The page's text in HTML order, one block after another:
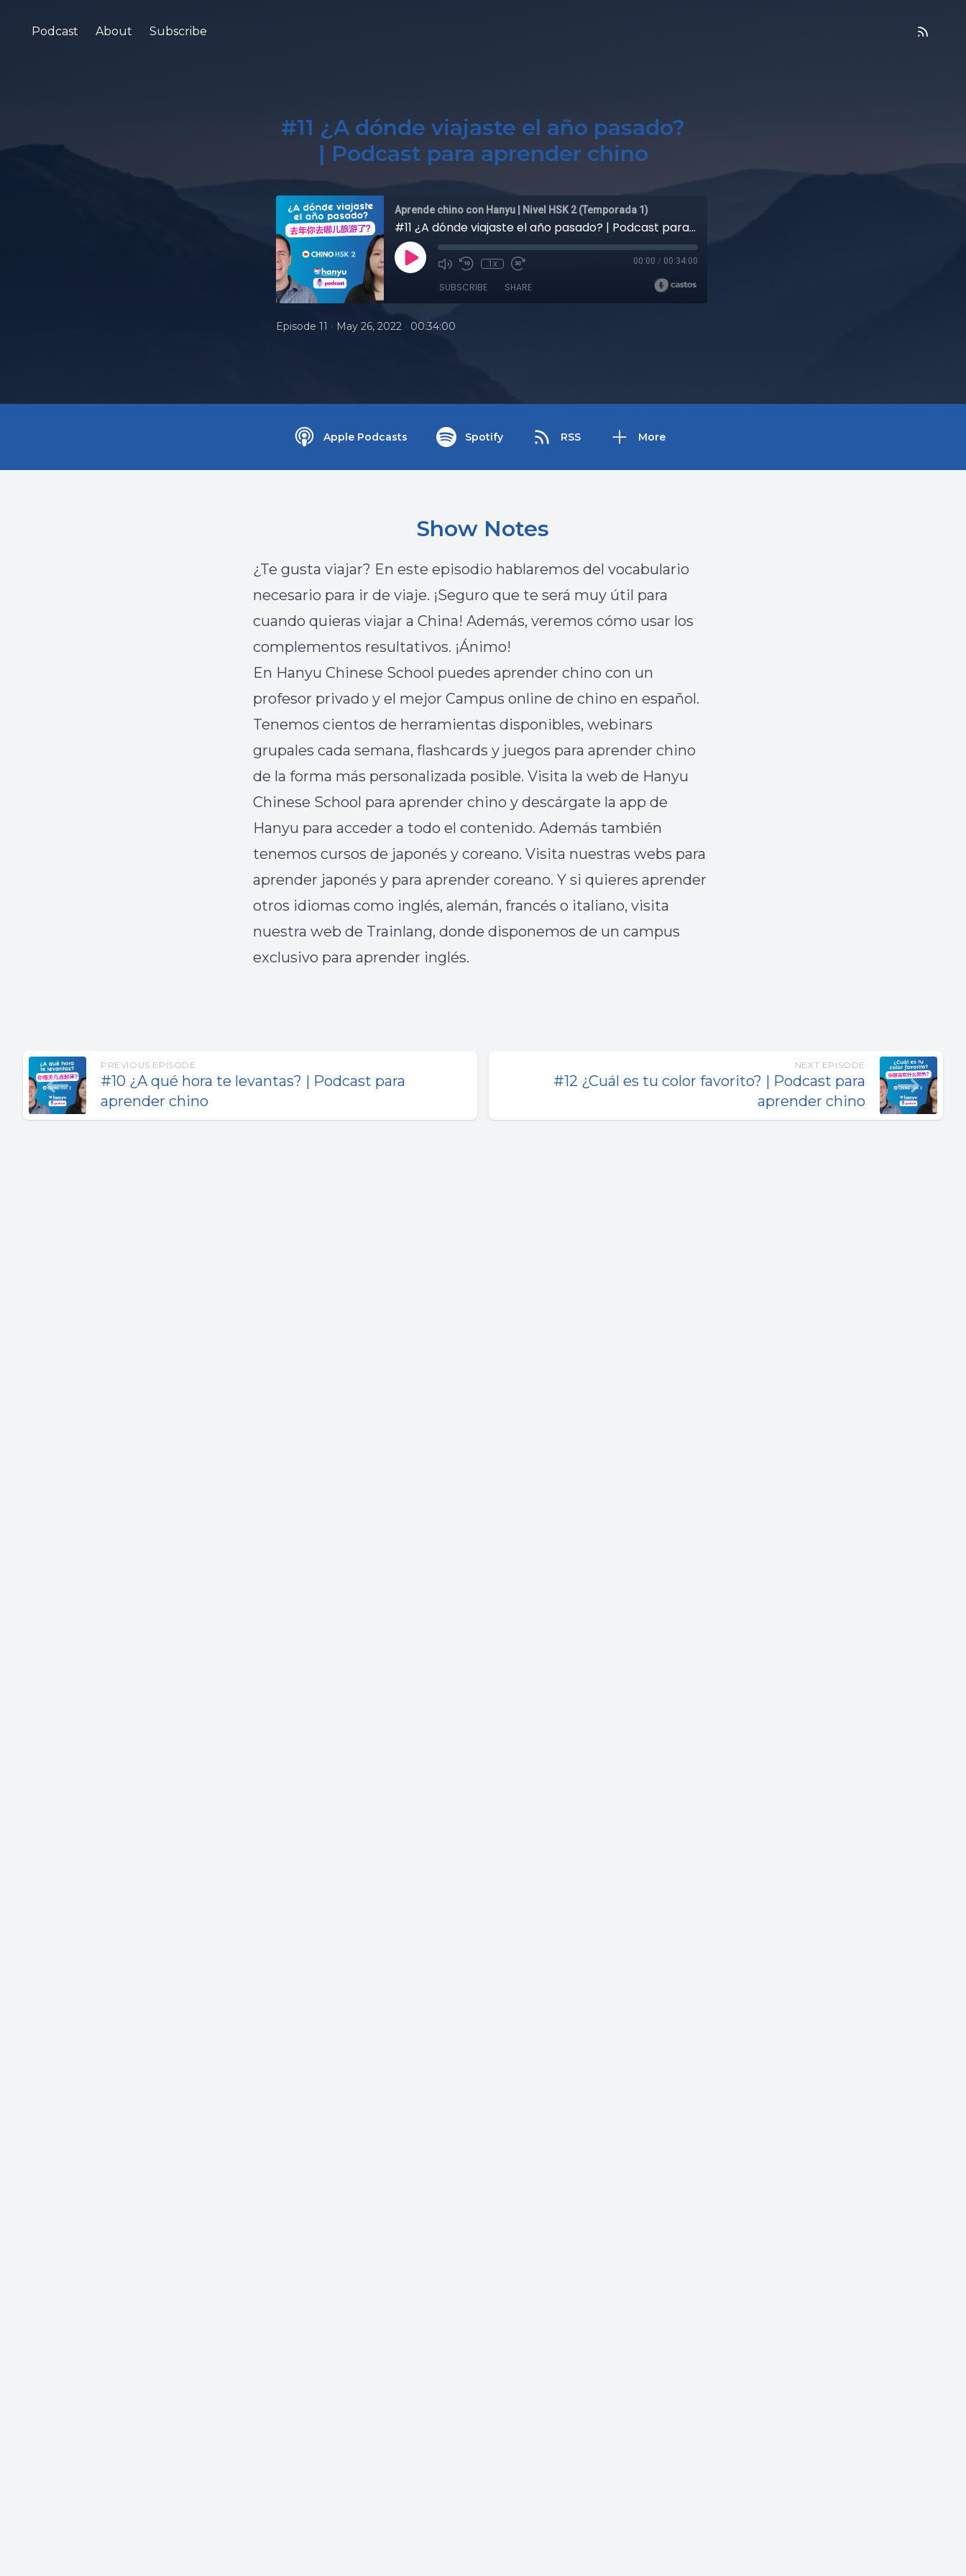
Podcast About Subscribe
#11 ¿A dónde viajaste el año pasado?
| Podcast para aprender chino
Aprende chino con Hanyu | Nivel HSK 2 (Temporada 1)
#11 ¿A dónde viajaste el año pasado? | Podcast para aprender chino
1x 00:00 / 00:34:00
SUBSCRIBE SHARE
Episode 11 • May 26, 2022 • 00:34:00
Apple Podcasts Spotify RSS More
Show Notes
¿Te gusta viajar? En este episodio hablaremos del vocabulario
necesario para ir de viaje. ¡Seguro que te será muy útil para
cuando quieras viajar a China! Además, veremos cómo usar los
complementos resultativos. ¡Ánimo!
En Hanyu Chinese School puedes aprender chino con un
profesor privado y el mejor Campus online de chino en español.
Tenemos cientos de herramientas disponibles, webinars
grupales cada semana, flashcards y juegos para aprender chino
de la forma más personalizada posible. Visita la web de Hanyu
Chinese School para aprender chino y descárgate la app de
Hanyu para acceder a todo el contenido. Además también
tenemos cursos de japonés y coreano. Visita nuestras webs para
aprender japonés y para aprender coreano. Y si quieres aprender
otros idiomas como inglés, alemán, francés o italiano, visita
nuestra web de Trainlang, donde disponemos de un campus
exclusivo para aprender inglés.
PREVIOUS EPISODE
#10 ¿A qué hora te levantas? | Podcast para
aprender chino
NEXT EPISODE
#12 ¿Cuál es tu color favorito? | Podcast para
aprender chino